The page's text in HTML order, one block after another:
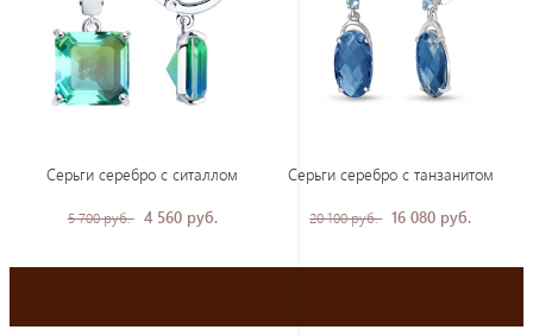
Серьги серебро с ситаллом
5 700 руб. 4 560 руб.
Серьги серебро с танзанитом
20 100 руб. 16 080 руб.